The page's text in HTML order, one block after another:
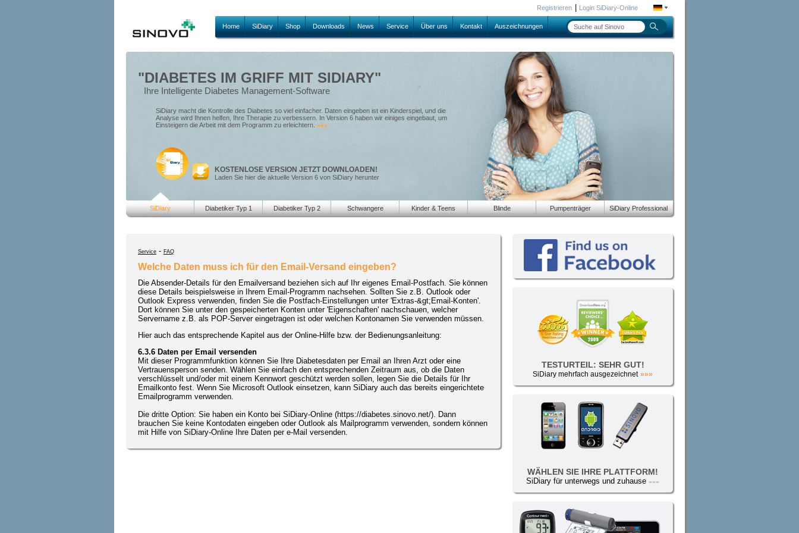
Registrieren| Login SiDiary-Online
Home SiDiary Shop Downloads News Service Über uns Kontakt Auszeichnungen
"DIABETES IM GRIFF MIT SIDIARY"
Ihre Intelligente Diabetes Management-Software
SiDiary macht die Kontrolle des Diabetes so viel einfacher. Daten eingeben ist ein Kinderspiel, und die
Analyse wird Ihnen helfen, Ihre Therapie zu verbessern. In Version 6 haben wir einiges eingebaut, um
Einsteigern die Arbeit mit dem Programm zu erleichtern. »»»
KOSTENLOSE VERSION JETZT DOWNLOADEN!
Laden Sie hier die aktuelle Version 6 von SiDiary herunter
SiDiary Diabetiker Typ 1 Diabetiker Typ 2 Schwangere Kinder & Teens Blinde Pumpenträger SiDiary Professional
Service - FAQ
Welche Daten muss ich für den Email-Versand eingeben?
Die Absender-Details für den Emailversand beziehen sich auf Ihr eigenes Email-Postfach. Sie können
diese Details beispielsweise in Ihrem Email-Programm nachsehen. Sollten Sie z.B. Outlook oder
Outlook Express verwenden, finden Sie die Postfach-Einstellungen unter 'Extras-&gt;Email-Konten'.
Dort können Sie unter den gespeicherten Konten unter 'Eigenschaften' nachschauen, welcher
Servername z.B. als POP-Server eingetragen ist oder welchen Kontonamen Sie verwenden müssen.
Hier auch das entsprechende Kapitel aus der Online-Hilfe bzw. der Bedienungsanleitung:
6.3.6 Daten per Email versenden
Mit dieser Programmfunktion können Sie Ihre Diabetesdaten per Email an Ihren Arzt oder eine
Vertrauensperson senden. Wählen Sie einfach den entsprechenden Zeitraum aus, ob die Daten
verschlüsselt und/oder mit einem Kennwort geschützt werden sollen, legen Sie die Details für Ihr
Emailkonto fest. Wenn Sie Microsoft Outlook einsetzen, kann SiDiary auch das bereits eingerichtete
Emailprogramm verwenden.
Die dritte Option: Sie haben ein Konto bei SiDiary-Online (https://diabetes.sinovo.net/). Dann
brauchen Sie keine Kontodaten eingeben oder Outlook als Mailprogramm verwenden, sondern können
mit Hilfe von SiDiary-Online Ihre Daten per e-Mail versenden.
TESTURTEIL: SEHR GUT!
SiDiary mehrfach ausgezeichnet »»»
WÄHLEN SIE IHRE PLATTFORM!
SiDiary für unterwegs und zuhause »»»